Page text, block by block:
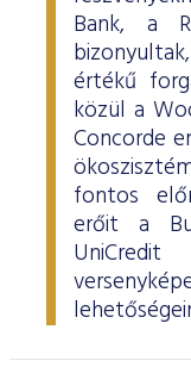
Bank, a
értékű
közül a
Concorde
fontos
erőit a